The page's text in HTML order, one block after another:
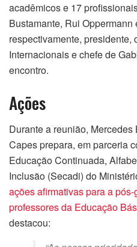
acadêmicos e 17
Bustamante, Rui
respectivamente, presidente,
Internacionais e chefe de
encontro.
Ações
Durante a reunião,
Capes prepara, em parceria
Educação Continuada,
Inclusão (Secadi) do
ações afirmativas para a
professores da Educação
destacou: